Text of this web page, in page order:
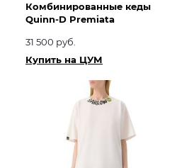
Комбинированные кеды
Quinn-D Premiata
31 500 руб.
Купить на ЦУМ